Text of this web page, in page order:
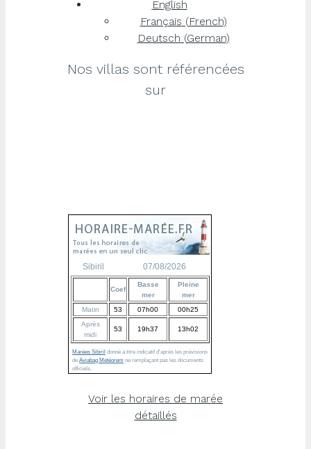
English
Français (French)
Deutsch (German)
Nos villas sont référencées
sur
Sibiril 07/08/2026
Coef
Basse
mer
Pleine
mer
Matin
53 07h00
00h25
Après
midi
53 19h37 13h02
Marées Sibiril donné à titre indicatif d'après les prévisions
de Aviabag Météorem ne remplaçant pas les documents
officiels.
Voir les horaires de marée
détaillés